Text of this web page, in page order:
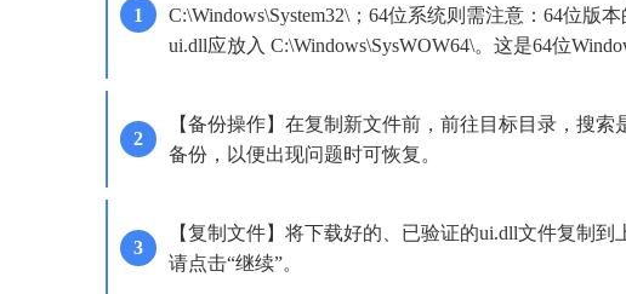
C:\Windows\System32\；64位系统则需注意：64位版
ui.dll应放入 C:\Windows\SysWOW64\。这是64位
【备份操作】在复制新文件前，前往目标目录，搜
备份，以便出现问题时可恢复。
【复制文件】将下载好的、已验证的ui.dll文件复制
请点击“继续”。